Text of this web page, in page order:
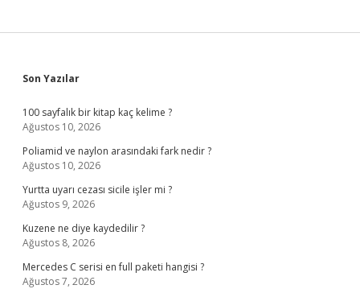
Sidebar
Son Yazılar
100 sayfalık bir kitap kaç kelime ?
Ağustos 10, 2026
Poliamid ve naylon arasındaki fark nedir ?
Ağustos 10, 2026
Yurtta uyarı cezası sicile işler mi ?
Ağustos 9, 2026
Kuzene ne diye kaydedilir ?
Ağustos 8, 2026
Mercedes C serisi en full paketi hangisi ?
Ağustos 7, 2026